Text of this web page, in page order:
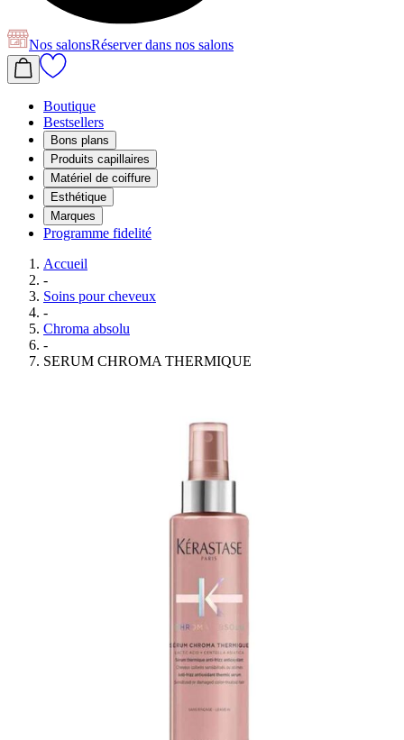
Nos salonsRéserverdans nos salons
Boutique
Bestsellers
Bons plans
Produits capillaires
Matériel de coiffure
Esthétique
Marques
Programme fidelité
Accueil
-
Soins pour cheveux
-
Chroma absolu
-
SERUM CHROMA THERMIQUE